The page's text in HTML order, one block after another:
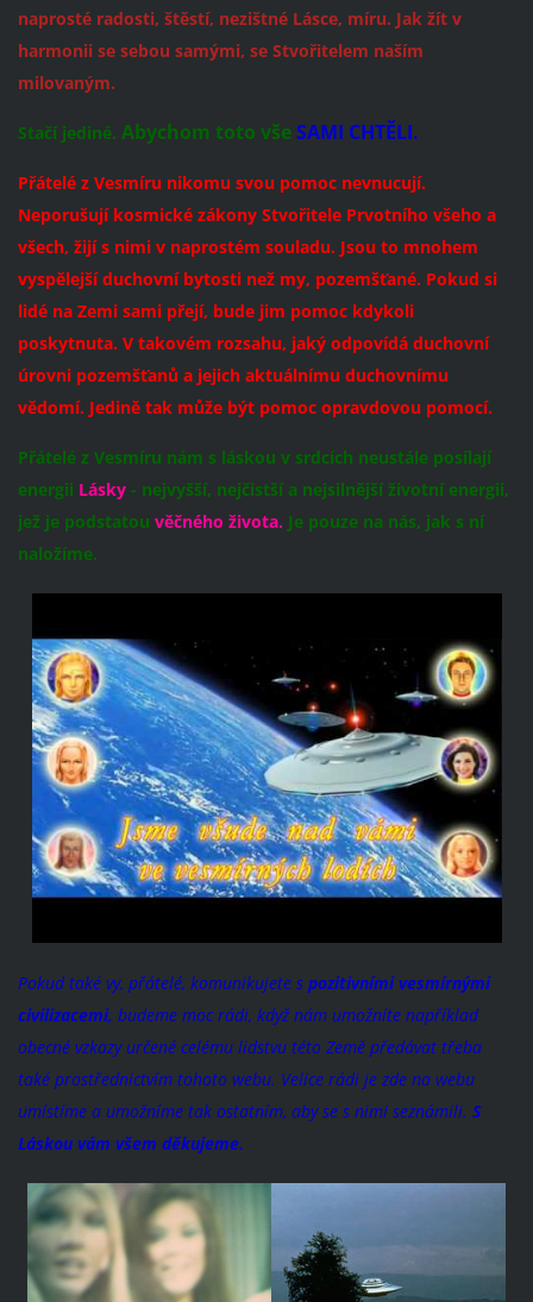
naprosté radosti, štěstí, nezištné Lásce, míru. Jak žít v
harmonii se sebou samými, se Stvořitelem naším
milovaným.
Stačí jediné. Abychom toto všeSAMI CHTĚLI.
Přátelé z Vesmíru nikomu svou pomoc nevnucují.
Neporušují kosmické zákony Stvořitele Prvotního všeho a
všech, žijí s nimi v naprostém souladu. Jsou to mnohem
vyspělejší duchovní bytosti než my, pozemšťané. Pokud si
lidé na Zemi sami přejí, bude jim pomoc kdykoli
poskytnuta. V takovém rozsahu, jaký odpovídá duchovní
úrovni pozemšťanů a jejich aktuálnímu duchovnímu
vědomí. Jedině tak může být pomoc opravdovou pomocí.
Přátelé z Vesmíru nám s láskou v srdcích neustále posílají
energii Lásky- nejvyšší, nejčistší a nejsilnější životní energii,
jež je podstatou věčného života. Je pouze na nás, jak s ní
naložíme.
Pokud také vy, přátelé, komunikujete s pozitivními vesmírnými
civilizacemi, budeme moc rádi, když nám umožníte například
obecné vzkazy určené celému lidstvu této Země předávat třeba
také prostřednictvím tohoto webu. Velice rádi je zde na webu
umístíme a umožníme tak ostatním, aby se s nimi seznámili. S
Láskou vám všem děkujeme.